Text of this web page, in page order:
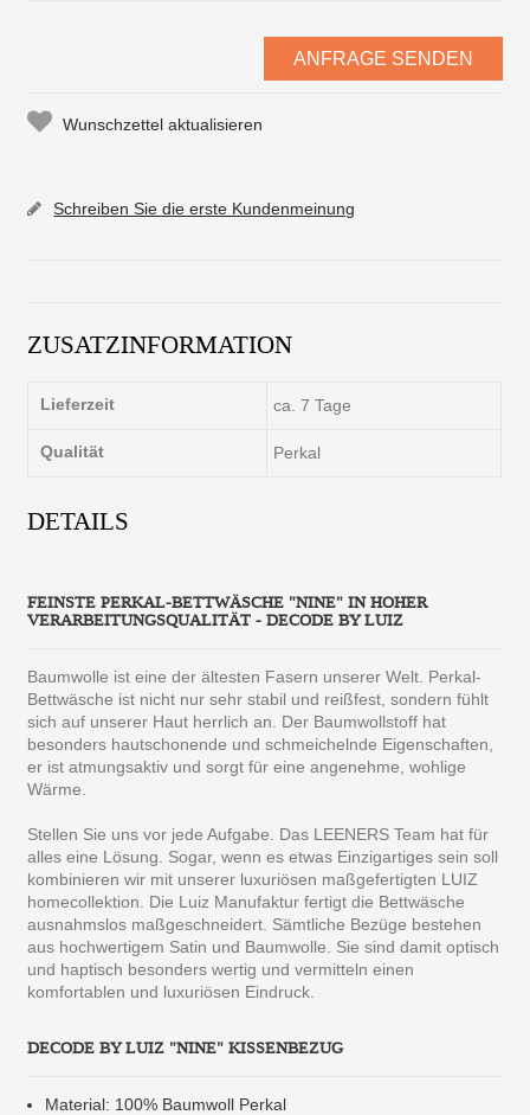
ANFRAGE SENDEN
Wunschzettel aktualisieren
Schreiben Sie die erste Kundenmeinung
ZUSATZINFORMATION
Lieferzeit ca. 7 Tage
Qualität Perkal
DETAILS
FEINSTE PERKAL-BETTWÄSCHE "NINE" IN HOHER
VERARBEITUNGSQUALITÄT - DECODE BY LUIZ
Baumwolle ist eine der ältesten Fasern unserer Welt. Perkal-
Bettwäsche ist nicht nur sehr stabil und reißfest, sondern fühlt
sich auf unserer Haut herrlich an. Der Baumwollstoff hat
besonders hautschonende und schmeichelnde Eigenschaften,
er ist atmungsaktiv und sorgt für eine angenehme, wohlige
Wärme.
Stellen Sie uns vor jede Aufgabe. Das LEENERS Team hat für
alles eine Lösung. Sogar, wenn es etwas Einzigartiges sein soll
kombinieren wir mit unserer luxuriösen maßgefertigten LUIZ
homecollektion. Die Luiz Manufaktur fertigt die Bettwäsche
ausnahmslos maßgeschneidert. Sämtliche Bezüge bestehen
aus hochwertigem Satin und Baumwolle. Sie sind damit optisch
und haptisch besonders wertig und vermitteln einen
komfortablen und luxuriösen Eindruck.
DECODE BY LUIZ "NINE" KISSENBEZUG
Material: 100% Baumwoll Perkal